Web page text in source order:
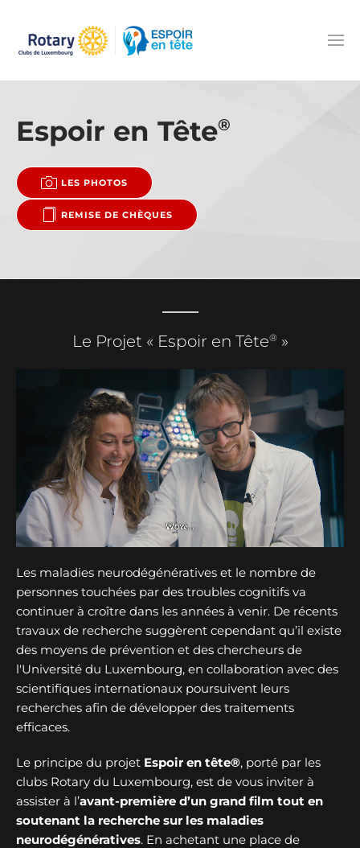
Accéder au contenu principal
Espoir en Tête®
LES PHOTOS
REMISE DE CHÈQUES
Le Projet « Espoir en Tête® »
Les maladies neurodégénératives et le nombre de
personnes touchées par des troubles cognitifs va
continuer à croître dans les années à venir. De récents
travaux de recherche suggèrent cependant qu’il existe
des moyens de prévention et des chercheurs de
l'Université du Luxembourg, en collaboration avec des
scientifiques internationaux poursuivent leurs
recherches afin de développer des traitements
efficaces.
Le principe du projet Espoir en tête®, porté par les
clubs Rotary du Luxembourg, est de vous inviter à
assister à l’avant-première d’un grand film tout en
soutenant la recherche sur les maladies
neurodégénératives. En achetant une place de